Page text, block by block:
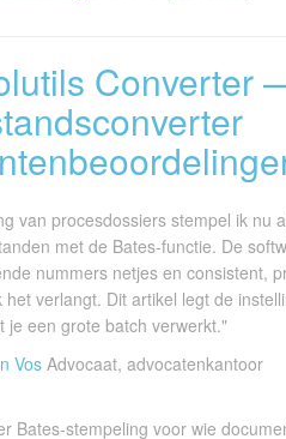
Converter
van procesdossiers stempel ik nu
met de Bates-functie. De
nummers netjes en consistent,
verlangt. Dit artikel legt de
je een grote batch verwerkt."
VosAdvocaat, advocatenkantoor
Bates-stempeling voor wie